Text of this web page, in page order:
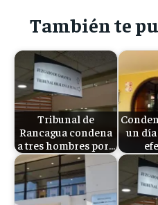
También te
Tribunal de
Rancagua condena
a tres hombres por…
un